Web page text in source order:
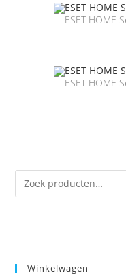
ESET HOME
ESET HOME
Winkelwagen